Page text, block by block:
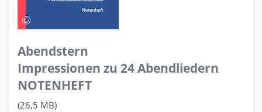
Abendstern
Impressionen zu 24 Abendliedern
NOTENHEFT
(26,5 MB)